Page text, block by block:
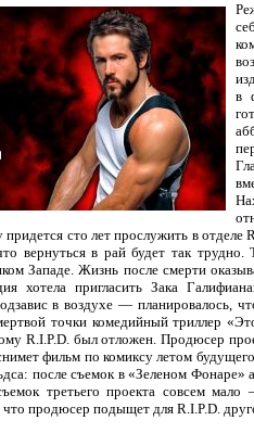
в
сто лет прослужить в отделе
вернуться в рай будет так
Западе. Жизнь после смерти
хотела пригласить Зака
в воздухе — планировалось,
точки комедийный триллер
R.I.P.D. был отложен. Продюсер
фильм по комиксу летом
после съемок в «Зеленом Фонаре»
третьего проекта совсем
что продюсер подыщет для R.I.P.D.